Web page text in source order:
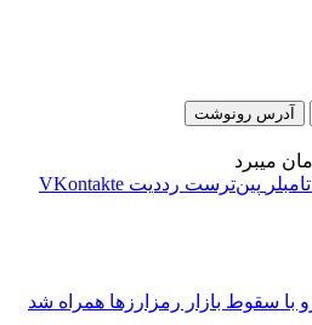
آدرس رونوشت
‫تامبلر ‫پین‌ترست ‫رددیت ‫VKontakte